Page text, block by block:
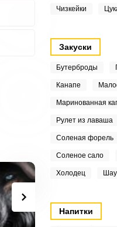
Чизкейки
Закуски
Бутерброды
Канапе
Маринованная
Рулет из лаваша
Соленая форель
Соленое сало
Холодец
Напитки